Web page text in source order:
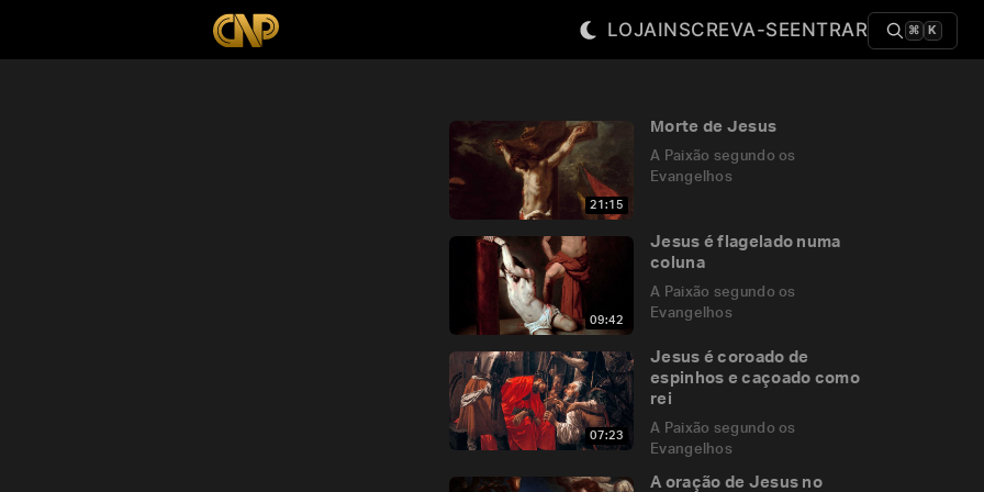
LOJAINSCREVA-SEENTRAR ⌘ K
21:15
Morte de Jesus
A Paixão segundo os
Evangelhos
09:42
Jesus é flagelado numa
coluna
A Paixão segundo os
Evangelhos
07:23
Jesus é coroado de
espinhos e caçoado como
rei
A Paixão segundo os
Evangelhos
A oração de Jesus no